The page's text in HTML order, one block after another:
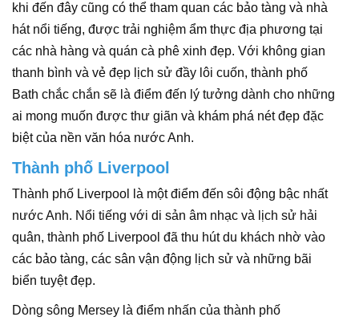
khi đến đây cũng có thể tham quan các bảo tàng và nhà
hát nổi tiếng, được trải nghiệm ẩm thực địa phương tại
các nhà hàng và quán cà phê xinh đẹp. Với không gian
thanh bình và vẻ đẹp lịch sử đầy lôi cuốn, thành phố
Bath chắc chắn sẽ là điểm đến lý tưởng dành cho những
ai mong muốn được thư giãn và khám phá nét đẹp đặc
biệt của nền văn hóa nước Anh.
Thành phố Liverpool
Thành phố Liverpool là một điểm đến sôi động bậc nhất
nước Anh. Nổi tiếng với di sản âm nhạc và lịch sử hải
quân, thành phố Liverpool đã thu hút du khách nhờ vào
các bảo tàng, các sân vận động lịch sử và những bãi
biển tuyệt đẹp.
Dòng sông Mersey là điểm nhấn của thành phố